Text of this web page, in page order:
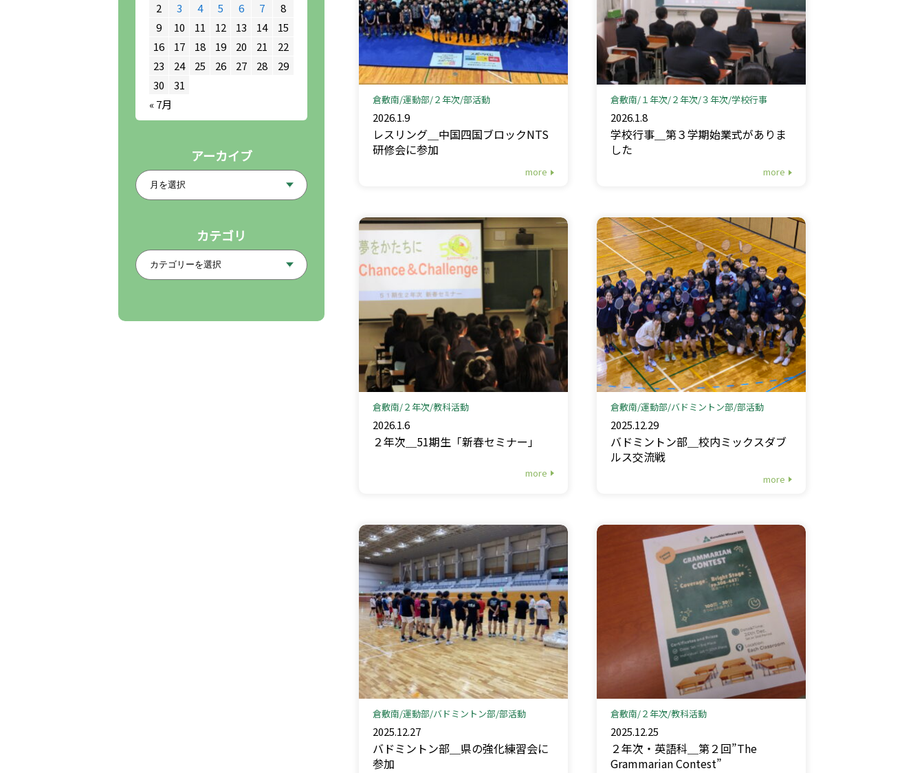
2
3 4 5 6 7
8
9
10 11 12 13 14
15
16
17 18 19 20 21
22
23
24 25 26 27 28
29
30
31
« 7月
アーカイブ
カテゴリ
倉敷南 運動部 ２年次 部活動
2026.1.9
レスリング＿中国四国ブロックNTS
研修会に参加
more
倉敷南 １年次 ２年次 ３年次 学校行事
2026.1.8
学校行事＿第３学期始業式がありま
した
more
倉敷南 ２年次 教科活動
2026.1.6
２年次＿51期生「新春セミナー」
more
倉敷南 運動部 バドミントン部 部活動
2025.12.29
バドミントン部＿校内ミックスダブ
ルス交流戦
more
倉敷南 運動部 バドミントン部 部活動
2025.12.27
バドミントン部＿県の強化練習会に
参加
倉敷南 ２年次 教科活動
2025.12.25
２年次・英語科＿第２回”The
Grammarian Contest”